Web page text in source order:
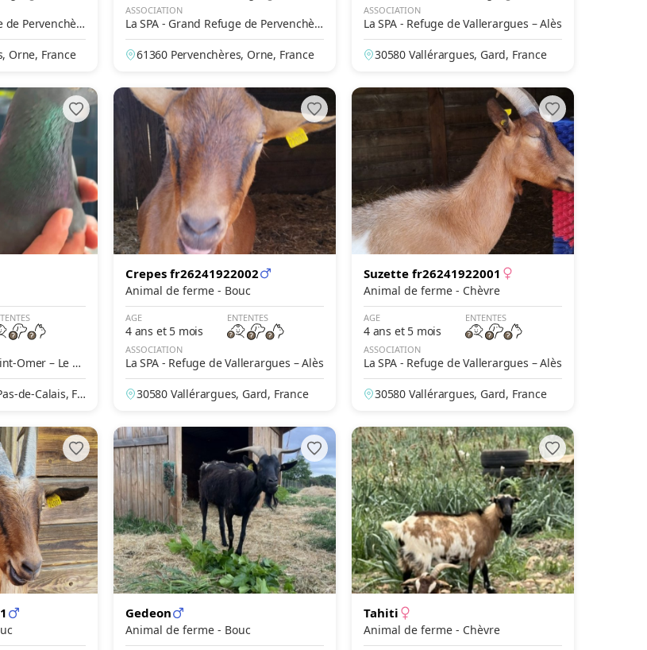
de Pervenchèr
Orne, France
ASSOCIATION
La SPA - Grand Refuge de Pervenchèr
es
61360 Pervenchères, Orne, France
ASSOCIATION
La SPA - Refuge de Vallerargues – Alès
30580 Vallérargues, Gard, France
Omer – Le Br
de-Calais, Fr
Crepes fr26241922002
Animal de ferme - Bouc
AGE
4 ans et 5 mois
ENTENTES
ASSOCIATION
La SPA - Refuge de Vallerargues – Alès
30580 Vallérargues, Gard, France
Suzette fr26241922001
Animal de ferme - Chèvre
AGE
4 ans et 5 mois
ENTENTES
ASSOCIATION
La SPA - Refuge de Vallerargues – Alès
30580 Vallérargues, Gard, France
- Bouc
Gedeon
Animal de ferme - Bouc
Tahiti
Animal de ferme - Chèvre